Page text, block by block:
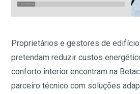
Proprietários e gestores de
pretendam reduzir custos
conforto interior encontram na
parceiro técnico com soluções